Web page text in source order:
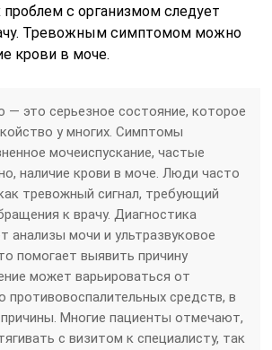
с организмом следует
Тревожным симптомом можно
крови в моче.
— это серьезное состояние, которое
у многих. Симптомы
мочеиспускание, частые
наличие крови в моче. Люди часто
тревожный сигнал, требующий
к врачу. Диагностика
анализы мочи и ультразвуковое
помогает выявить причину
может варьироваться от
противовоспалительных средств, в
Многие пациенты отмечают,
с визитом к специалисту, так